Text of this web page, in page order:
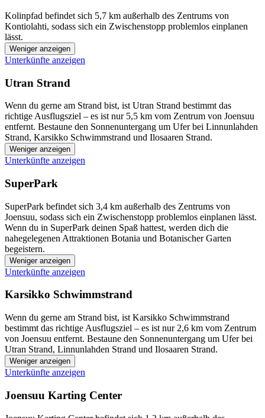
Kolinpfad befindet sich 5,7 km außerhalb des Zentrums von
Kontiolahti, sodass sich ein Zwischenstopp problemlos einplanen
lässt.
Weniger anzeigen
Unterkünfte anzeigen
Utran Strand
Wenn du gerne am Strand bist, ist Utran Strand bestimmt das
richtige Ausflugsziel – es ist nur 5,5 km vom Zentrum von Joensuu
entfernt. Bestaune den Sonnenuntergang um Ufer bei Linnunlahden
Strand, Karsikko Schwimmstrand und Ilosaaren Strand.
Weniger anzeigen
Unterkünfte anzeigen
SuperPark
SuperPark befindet sich 3,4 km außerhalb des Zentrums von
Joensuu, sodass sich ein Zwischenstopp problemlos einplanen lässt.
Wenn du in SuperPark deinen Spaß hattest, werden dich die
nahegelegenen Attraktionen Botania und Botanischer Garten
begeistern.
Weniger anzeigen
Unterkünfte anzeigen
Karsikko Schwimmstrand
Wenn du gerne am Strand bist, ist Karsikko Schwimmstrand
bestimmt das richtige Ausflugsziel – es ist nur 2,6 km vom Zentrum
von Joensuu entfernt. Bestaune den Sonnenuntergang um Ufer bei
Utran Strand, Linnunlahden Strand und Ilosaaren Strand.
Weniger anzeigen
Unterkünfte anzeigen
Joensuu Karting Center